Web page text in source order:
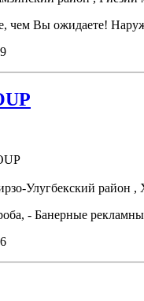
Вы ожидаете!
Улугбекский район
- Банерные